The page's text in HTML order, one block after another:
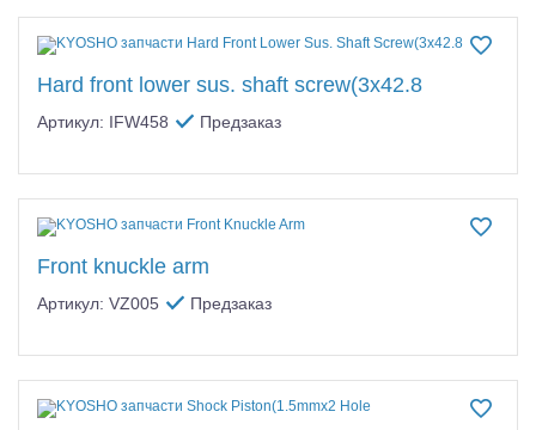
Hard front lower sus. shaft screw(3x42.8
Артикул: IFW458 Предзаказ
Front knuckle arm
Артикул: VZ005 Предзаказ